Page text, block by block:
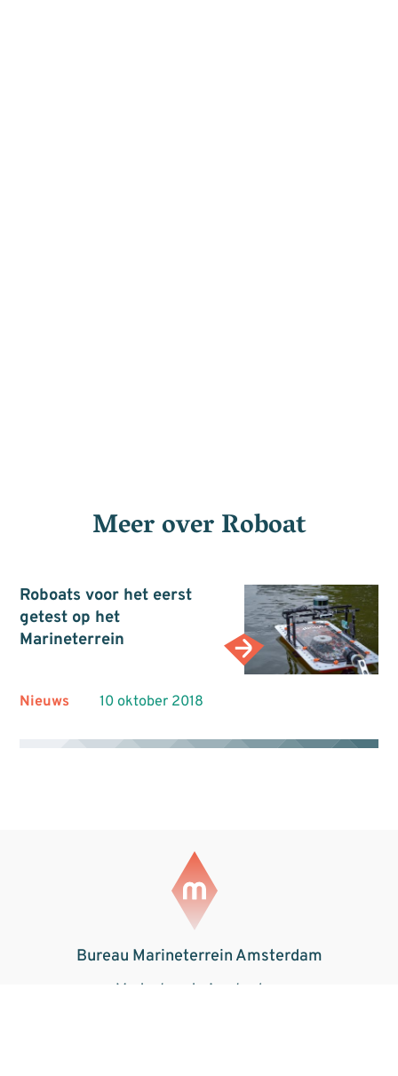
Meer overRoboat
Roboats voor het eerst
getest op het
Marineterrein
Nieuws 10 oktober 2018
Bureau Marineterrein Amsterdam
Marineterrein Amsterdam